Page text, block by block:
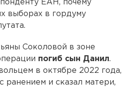
ЕАН, почему
выборах в гордуму
Соколовой в зоне
погиб сын Данил.
в октябре 2022 года,
ранением и сказал матери,